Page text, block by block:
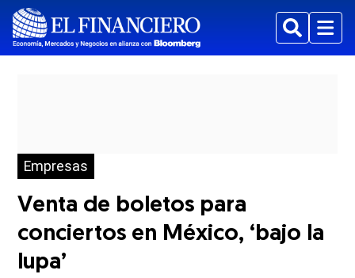
BuscarMenu
Empresas
Venta de boletos para
conciertos en México, ‘bajo la
lupa’